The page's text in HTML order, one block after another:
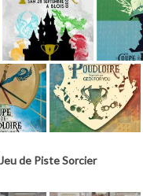
Jeu de Piste Sorcier